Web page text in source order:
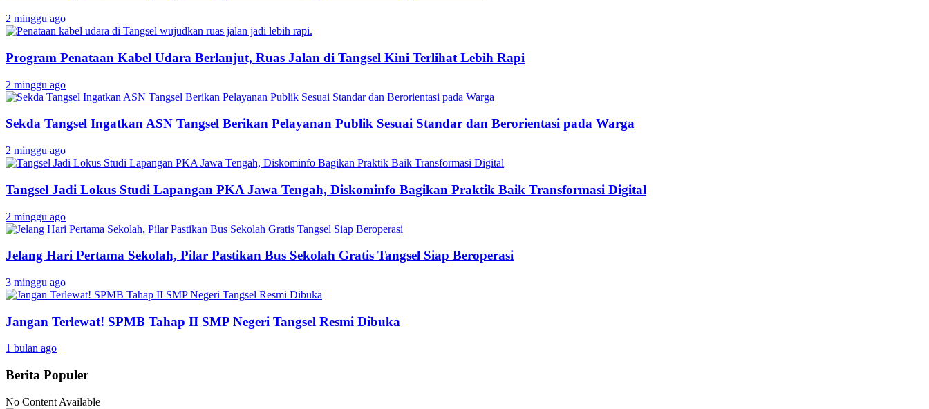
2 minggu ago
Program Penataan Kabel Udara Berlanjut, Ruas Jalan di Tangsel Kini Terlihat Lebih Rapi
2 minggu ago
Sekda Tangsel Ingatkan ASN Tangsel Berikan Pelayanan Publik Sesuai Standar dan Berorientasi pada Warga
2 minggu ago
Tangsel Jadi Lokus Studi Lapangan PKA Jawa Tengah, Diskominfo Bagikan Praktik Baik Transformasi Digital
2 minggu ago
Jelang Hari Pertama Sekolah, Pilar Pastikan Bus Sekolah Gratis Tangsel Siap Beroperasi
3 minggu ago
Jangan Terlewat! SPMB Tahap II SMP Negeri Tangsel Resmi Dibuka
1 bulan ago
Berita Populer
No Content Available